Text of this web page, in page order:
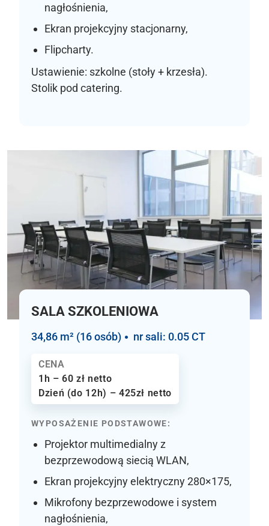
nagłośnienia,
Ekran projekcyjny stacjonarny,
Flipcharty.
Ustawienie: szkolne (stoły + krzesła).
Stolik pod catering.
SALA SZKOLENIOWA
34,86 m² (16 osób) nr sali: 0.05 CT
CENA
1h – 60 zł netto
Dzień (do 12h) – 425zł netto
WYPOSAŻENIE PODSTAWOWE:
Projektor multimedialny z
bezprzewodową siecią WLAN,
Ekran projekcyjny elektryczny 280×175,
Mikrofony bezprzewodowe i system
nagłośnienia,